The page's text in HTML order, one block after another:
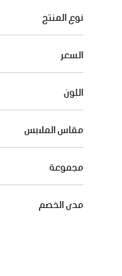
نوع المنتج
السعر
اللون
مقاس الملابس
مجموعة
مدى الخصم